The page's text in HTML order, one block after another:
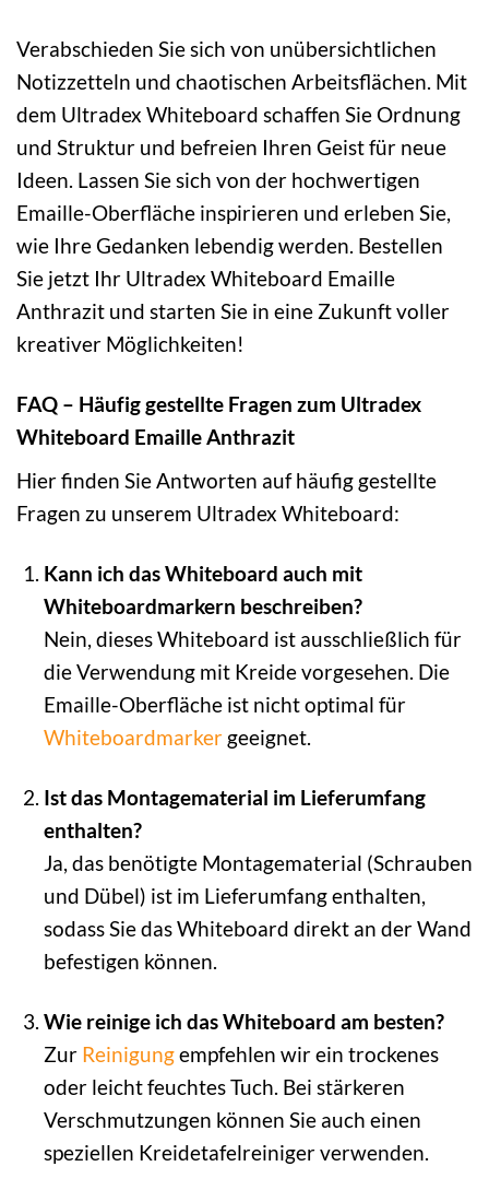
Verabschieden Sie sich von unübersichtlichen
Notizzetteln und chaotischen Arbeitsflächen. Mit
dem Ultradex Whiteboard schaffen Sie Ordnung
und Struktur und befreien Ihren Geist für neue
Ideen. Lassen Sie sich von der hochwertigen
Emaille-Oberfläche inspirieren und erleben Sie,
wie Ihre Gedanken lebendig werden. Bestellen
Sie jetzt Ihr Ultradex Whiteboard Emaille
Anthrazit und starten Sie in eine Zukunft voller
kreativer Möglichkeiten!
FAQ – Häufig gestellte Fragen zum Ultradex
Whiteboard Emaille Anthrazit
Hier finden Sie Antworten auf häufig gestellte
Fragen zu unserem Ultradex Whiteboard:
Kann ich das Whiteboard auch mit
Whiteboardmarkern beschreiben?
Nein, dieses Whiteboard ist ausschließlich für
die Verwendung mit Kreide vorgesehen. Die
Emaille-Oberfläche ist nicht optimal für
Whiteboardmarkergeeignet.
Ist das Montagematerial im Lieferumfang
enthalten?
Ja, das benötigte Montagematerial (Schrauben
und Dübel) ist im Lieferumfang enthalten,
sodass Sie das Whiteboard direkt an der Wand
befestigen können.
Wie reinige ich das Whiteboard am besten?
Zur Reinigungempfehlen wir ein trockenes
oder leicht feuchtes Tuch. Bei stärkeren
Verschmutzungen können Sie auch einen
speziellen Kreidetafelreiniger verwenden.